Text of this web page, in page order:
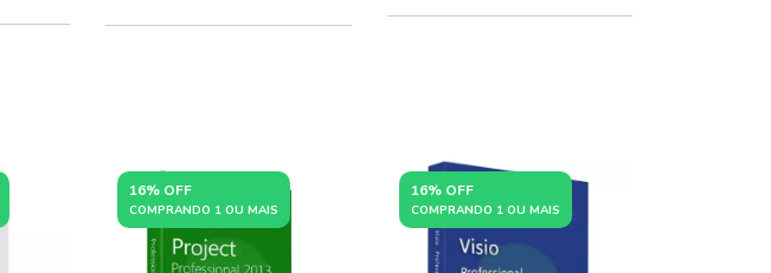
16% OFF
COMPRANDO 1 OU MAIS
16% OFF
COMPRANDO 1 OU MAIS